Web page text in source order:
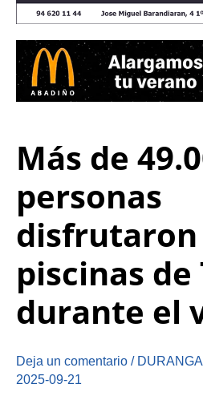
Más de
personas
disfrutaron
piscinas de
durante el
Deja un comentario /
2025-09-21